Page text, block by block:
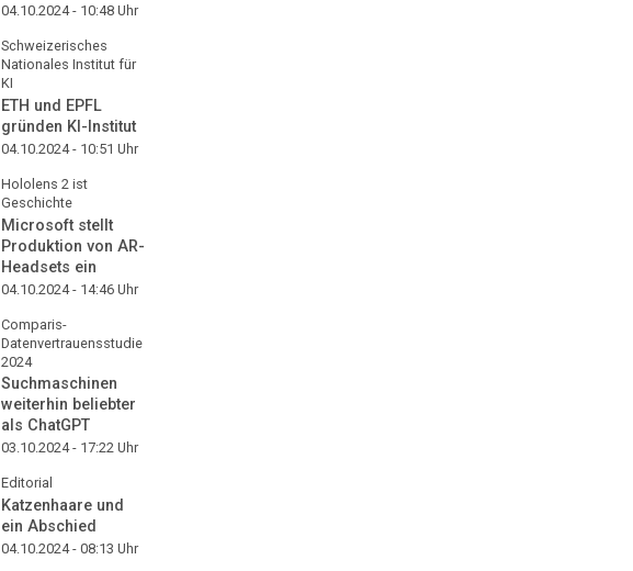
04.10.2024 - 10:48 Uhr
Schweizerisches
Nationales Institut für
KI
ETH und EPFL
gründen KI-Institut
04.10.2024 - 10:51 Uhr
Hololens 2 ist
Geschichte
Microsoft stellt
Produktion von AR-
Headsets ein
04.10.2024 - 14:46 Uhr
Comparis-
Datenvertrauensstudie
2024
Suchmaschinen
weiterhin beliebter
als ChatGPT
03.10.2024 - 17:22 Uhr
Editorial
Katzenhaare und
ein Abschied
04.10.2024 - 08:13 Uhr